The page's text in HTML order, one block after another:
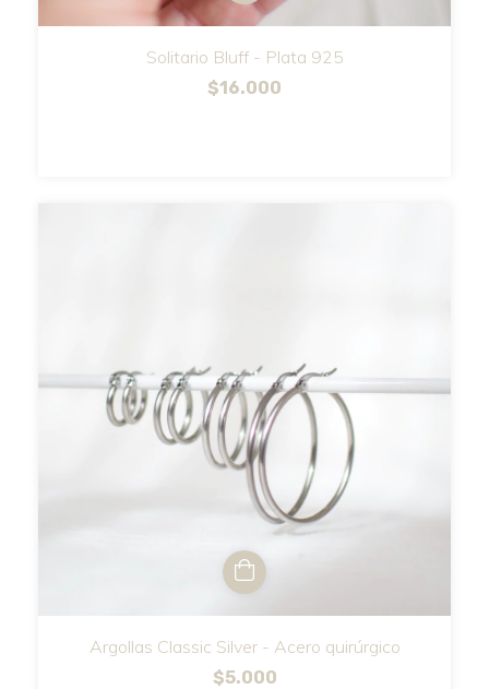
Solitario Bluff - Plata 925
$16.000
Argollas Classic Silver - Acero quirúrgico
$5.000